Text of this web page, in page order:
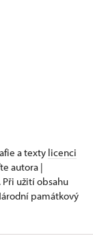
a texty licenci
autora |
užití obsahu
památkový